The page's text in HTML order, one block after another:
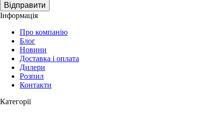
Відправити
Інформація
Про компанію
Блог
Новини
Доставка і оплата
Дилери
Розпил
Контакти
Категорії